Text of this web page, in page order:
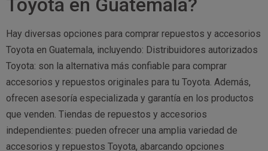
Toyota en Guatemala?
Hay diversas opciones para comprar repuestos y accesorios
Toyota en Guatemala, incluyendo: Distribuidores autorizados
Toyota: son la alternativa más confiable para comprar
accesorios y repuestos originales para tu Toyota. Además,
ofrecen asesoría especializada y garantía en los productos
que venden. Tiendas de repuestos y accesorios
independientes: pueden ofrecer una amplia variedad de
accesorios y repuestos Toyota, abarcando opciones